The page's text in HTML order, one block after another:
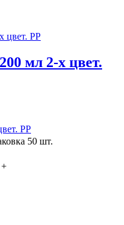
мл 2-х цвет.
PP
50 шт.
+